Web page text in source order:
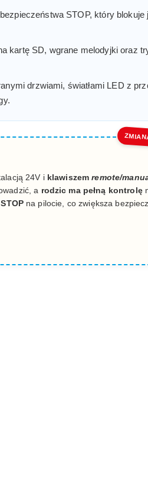
STOP, który blokuje
kartę SD, wgrane melodyjki oraz
drzwiami, światłami LED z
24V i klawiszemremote/
a rodzic ma pełną kontrolę
STOPna pilocie, co zwiększa